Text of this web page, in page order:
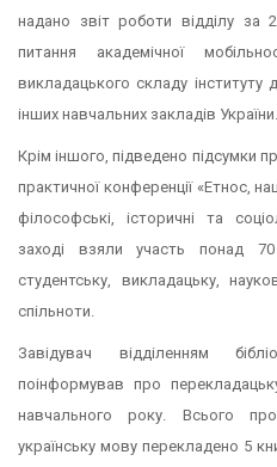
надано звіт роботи відділу за
питання академічної
викладацького складу інституту
інших навчальних закладів України.
Крім іншого, підведено підсумки
практичної конференції «Етнос,
філософські, історичні та
заході взяли участь понад 70
студентську, викладацьку,
спільноти.
Завідувач відділенням
поінформував про
навчального року. Всього
українську мову перекладено 5